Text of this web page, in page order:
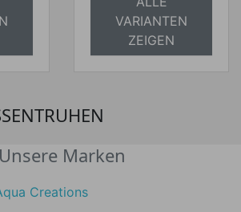
VARIANTEN
ZEIGEN
Unsere Marken